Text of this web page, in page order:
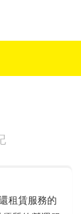
租賃服務的